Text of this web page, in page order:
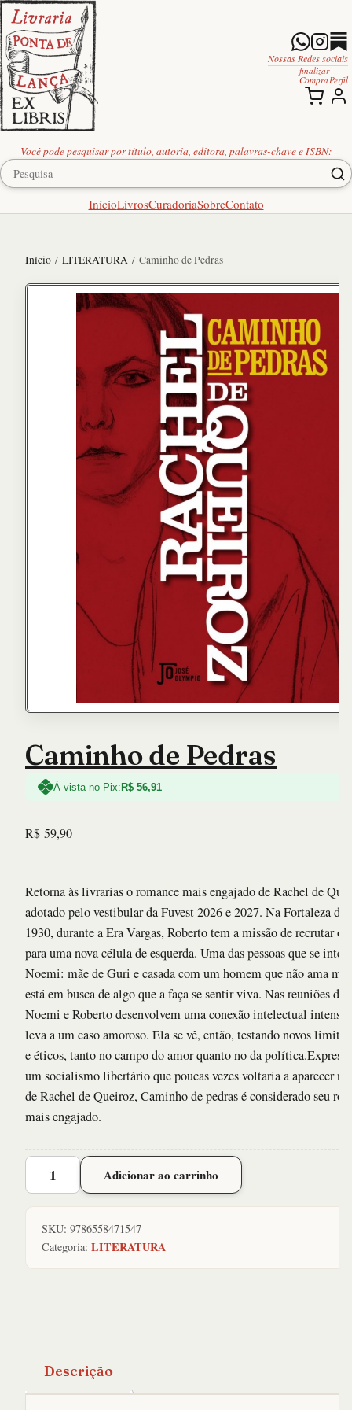
Você pode pesquisar por título, autoria, editora, palavras-chave e ISBN:
InícioLivrosCuradoriaSobreContato
Nossas Redes sociais
finalizar
Compra Perfil
Início / LITERATURA / Caminho de Pedras
Caminho de Pedras
À vista no Pix:R$ 56,91
R$ 59,90
Retorna às livrarias o romance mais engajado de Rachel de
adotado pelo vestibular da Fuvest 2026 e 2027. Na Fortaleza
1930, durante a Era Vargas, Roberto tem a missão de recrutar
para uma nova célula de esquerda. Uma das pessoas que se
Noemi: mãe de Guri e casada com um homem que não ama
está em busca de algo que a faça se sentir viva. Nas reuniões do
Noemi e Roberto desenvolvem uma conexão intelectual intensa,
leva a um caso amoroso. Ela se vê, então, testando novos
e éticos, tanto no campo do amor quanto no da
um socialismo libertário que poucas vezes voltaria a aparecer
de Rachel de Queiroz, Caminho de pedras é considerado seu
mais engajado.
Caminho
Adicionar ao carrinho
SKU: 9786558471547
Categoria: LITERATURA
Descrição